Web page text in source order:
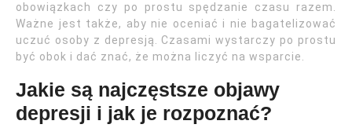
obowiązkach czy po prostu spędzanie czasu razem.
Ważne jest także, aby nie oceniać i nie bagatelizować
uczuć osoby z depresją. Czasami wystarczy po prostu
być obok i dać znać, że można liczyć na wsparcie.
Jakie są najczęstsze objawy
depresji i jak je rozpoznać?